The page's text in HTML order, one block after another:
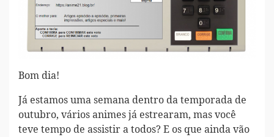
Bom dia!
Já estamos uma semana dentro da temporada de
outubro, vários animes já estrearam, mas você
teve tempo de assistir a todos? E os que ainda vão